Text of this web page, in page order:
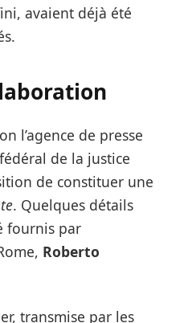
avaient déjà été
l’agence de presse
de la justice
de constituer une
. Quelques détails
fournis par
Roberto
transmise par les